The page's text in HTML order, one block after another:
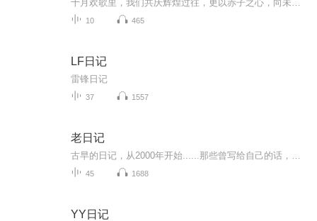
10 465
LF日记
雷锋日记
37 1557
老日记
45 1688
YY日记